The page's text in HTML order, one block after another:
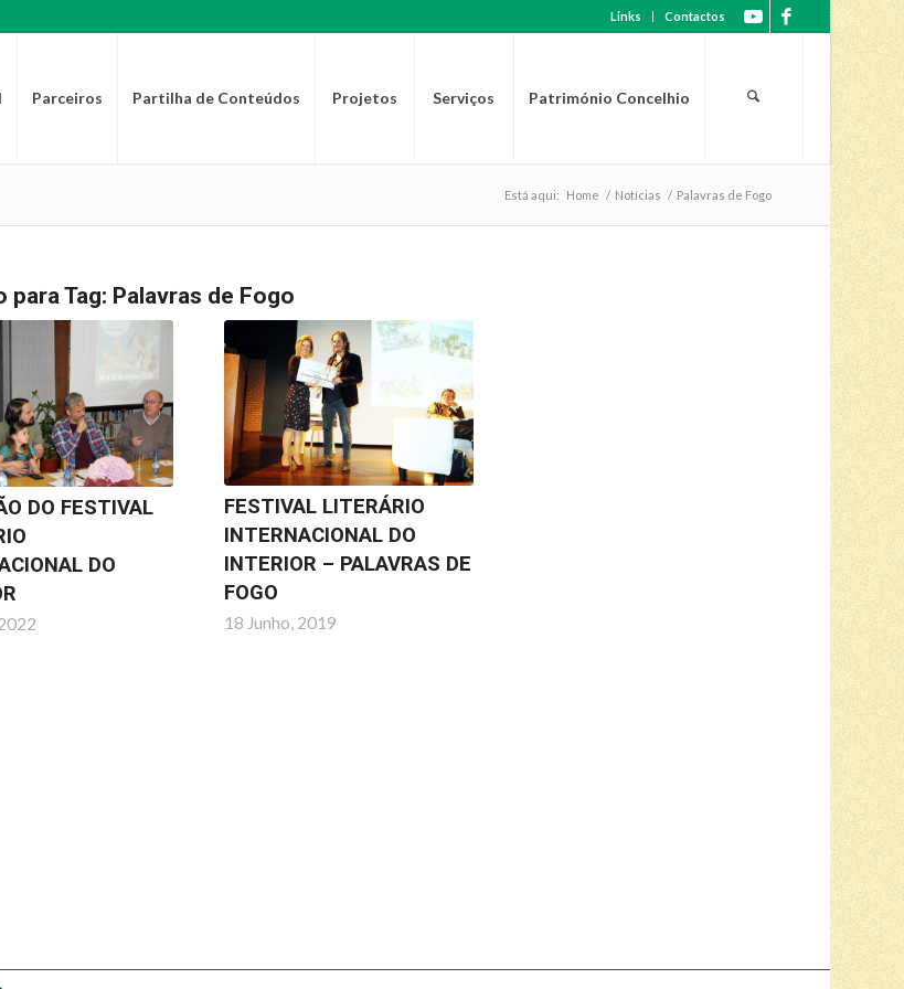
Links Contactos
Parceiros Partilha de Conteúdos Projetos Serviços Património Concelhio
Está aqui: Home / Notícias / Palavras de Fogo
para Tag: Palavras de Fogo
DO FESTIVAL
DO
FESTIVAL LITERÁRIO
INTERNACIONAL DO
INTERIOR – PALAVRAS DE
FOGO
18 Junho, 2019